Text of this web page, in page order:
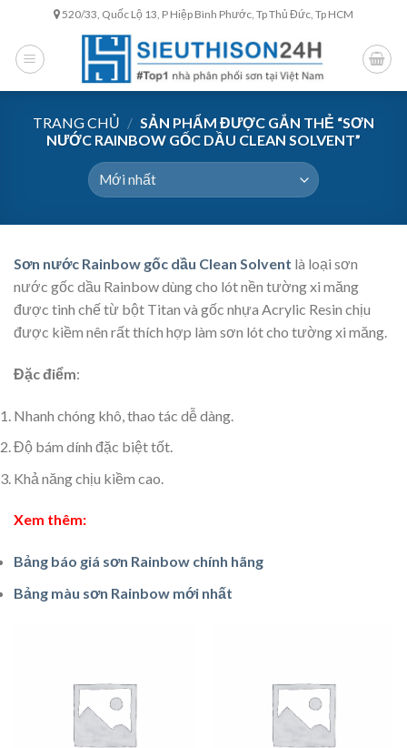
content
520/33, Quốc Lộ 13, P Hiệp Bình Phước, Tp Thủ Đức, Tp HCM
TRANG CHỦ / SẢN PHẨM ĐƯỢC GẮN THẺ “SƠN
NƯỚC RAINBOW GỐC DẦU CLEAN SOLVENT”
Sơn nước Rainbow gốc dầu Clean Solvent là loại sơn
nước gốc dầu Rainbow dùng cho lót nền tường xi măng
được tinh chế từ bột Titan và gốc nhựa Acrylic Resin chịu
được kiềm nên rất thích hợp làm sơn lót cho tường xi măng.
Đặc điểm:
Nhanh chóng khô, thao tác dễ dàng.
Độ bám dính đặc biệt tốt.
Khả năng chịu kiềm cao.
Xem thêm:
Bảng báo giá sơn Rainbow chính hãng
Bảng màu sơn Rainbow mới nhất